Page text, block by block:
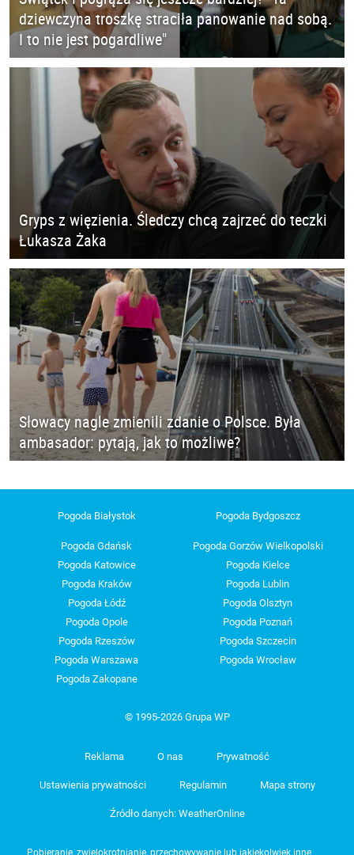
dziewczyna troszkę straciła panowanie nad sobą.
I to nie jest pogardliwe"
Gryps z więzienia. Śledczy chcą zajrzeć do teczki
Łukasza Żaka
Słowacy nagle zmienili zdanie o Polsce. Była
ambasador: pytają, jak to możliwe?
Pogoda Białystok Pogoda Bydgoszcz
Pogoda Gdańsk
Pogoda Gorzów Wielkopolski
Pogoda Katowice
Pogoda Kielce
Pogoda Kraków
Pogoda Lublin
Pogoda Łódź
Pogoda Olsztyn
Pogoda Opole
Pogoda Poznań
Pogoda Rzeszów
Pogoda Szczecin
Pogoda Warszawa
Pogoda Wrocław
Pogoda Zakopane
© 1995-2026 Grupa WP
Reklama O nas Prywatność
Ustawienia prywatności Regulamin Mapa strony
Źródło danych: WeatherOnline
Pobieranie, zwielokrotnianie, przechowywanie lub jakiekolwiek inne